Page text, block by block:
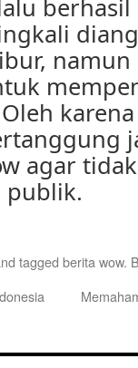
agar
publik.
tagged berita wow.